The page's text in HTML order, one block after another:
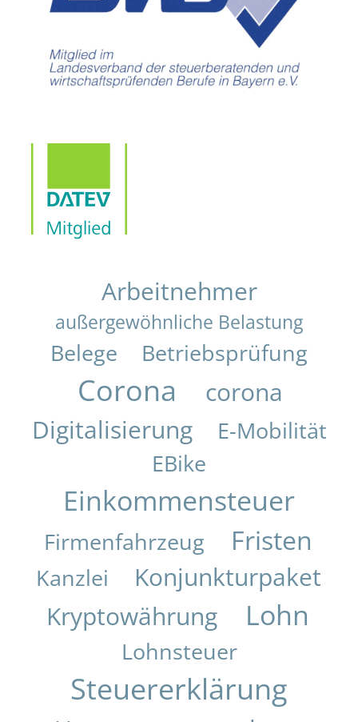
Arbeitnehmer
außergewöhnliche Belastung
Belege Betriebsprüfung
Corona
corona
Digitalisierung
E-Mobilität
EBike
Einkommensteuer
Firmenfahrzeug Fristen
Kanzlei
Konjunkturpaket
Kryptowährung
Lohn
Lohnsteuer
Steuererklärung